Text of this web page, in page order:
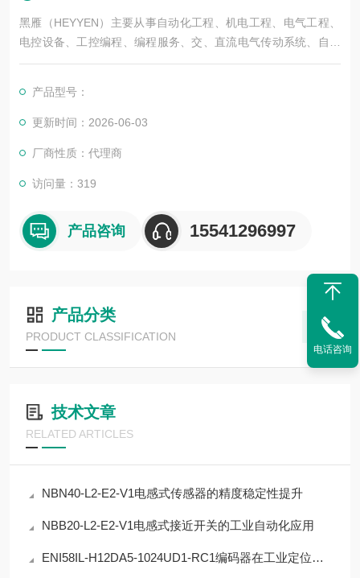
黑雁（HEYYEN）主要从事自动化工程、机电工程、电气工程、
电控设备、工控编程、编程服务、交、直流电气传动系统、自动
化控制系统及其装置的研究与服务，不但可以独立承包工程项
代化电控设备。
服务行业涉及冶金、石油、化工、纺织、食品、电力、环保、印
倍加福超声波传感器UC6000-30GM-IUR2-V15
产品型号：
更新时间：2026-06-03
厂商性质：代理商
访问量：319
产品咨询 15541296997
产品分类
PRODUCT CLASSIFICATION
技术文章
RELATED ARTICLES
NBN40-L2-E2-V1电感式传感器的精度稳定性提升
NBB20-L2-E2-V1电感式接近开关的工业自动化应用
ENI58IL-H12DA5-1024UD1-RC1编码器在工业定位中的应用
电话咨询